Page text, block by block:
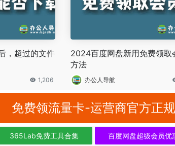
，超过的文件
1,206
2024百度网盘新用免费领取
方法
办公人导航
免费领流量卡-运营商官方正规
365Lab免费工具合集 百度网盘超级会员优